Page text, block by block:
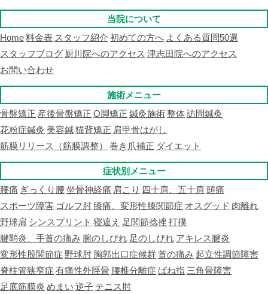
当院について
Home料金表 スタッフ紹介 初めての方へ よくある質問50選
スタッフブログ 厨川院へのアクセス 津志田院へのアクセス
お問い合わせ
施術メニュー
骨盤矯正 産後骨盤矯正 O脚矯正 鍼灸施術整体訪問鍼灸
花粉症鍼灸 美容鍼猫背矯正 肩甲骨はがし
筋膜リリース（筋膜調整）
巻き爪補正 ダイエット
症状別メニュー
腰痛 ぎっくり腰坐骨神経痛 肩こり 四十肩、五十肩 頭痛
スポーツ障害 ゴルフ肘 膝痛、変形性膝関節症 オスグッド 肉離れ
野球肩 シンスプリント 寝違え 足関節捻挫打撲
腱鞘炎、手首の痛み 腕のしびれ 足のしびれ アキレス腱炎
変形性股関節症 野球肘 胸郭出口症候群首の痛み 起立性調節障害
脊柱管狭窄症 有痛性外脛骨 腰椎分離症 ばね指 三角骨障害
足底筋膜炎 めまい 逆子 テニス肘